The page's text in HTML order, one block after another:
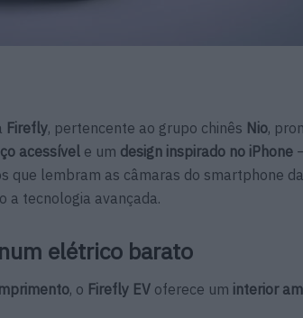
Firefly, pertencente ao grupo chinês Nio,
acessível e um design inspirado no iPhone
que lembram as câmaras do smartphone
a tecnologia avançada.
elétrico barato
, o Firefly EV oferece um interior